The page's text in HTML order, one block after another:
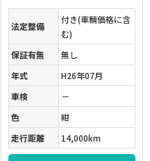
法定整備
付き(車輌価格に含
む)
保証有無
無し
年式
H26年07月
車検
－
色
紺
走行距離
14,000km